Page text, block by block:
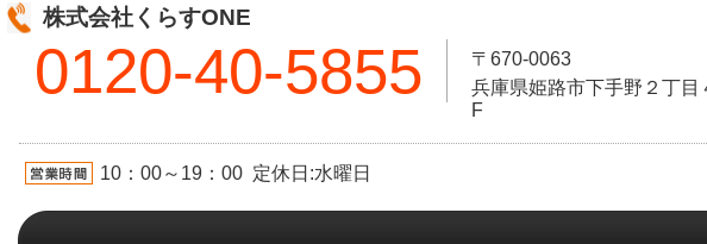
株式会社くらすONE
0120-40-5855
〒670-0063
兵庫県姫路市下手野２丁
F
10：00～19：00 定休日:水曜日